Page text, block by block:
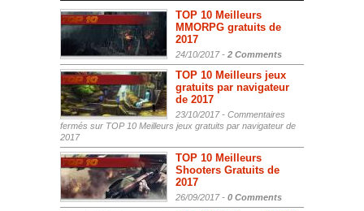
TOP 10 Meilleurs
MMORPG gratuits de
2017
24/10/2017 - 2 Comments
TOP 10 Meilleurs jeux
gratuits par navigateur
de 2017
23/10/2017 - Commentaires
fermés sur TOP 10 Meilleurs jeux gratuits par navigateur de
2017
TOP 10 Meilleurs
Shooters Gratuits de
2017
26/09/2017 - 0 Comments